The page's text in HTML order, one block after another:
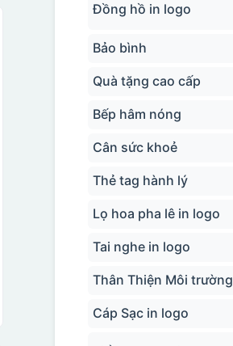
Đồng hồ in logo
Bảo bình
Quà tặng cao cấp
Bếp hâm nóng
Cân sức khoẻ
Thẻ tag hành lý
Lọ hoa pha lê in logo
Tai nghe in logo
Thân Thiện Môi trường
Cáp Sạc in logo